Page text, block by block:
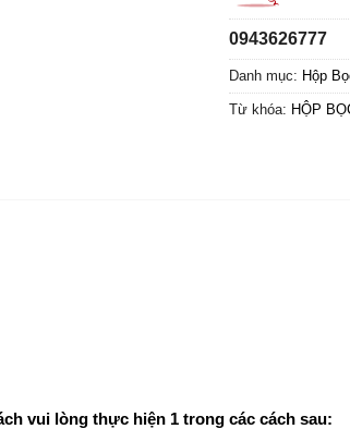
0943626777
Danh mục: Hộp
Từ khóa: HỘP
vui lòng thực hiện 1 trong các cách sau: